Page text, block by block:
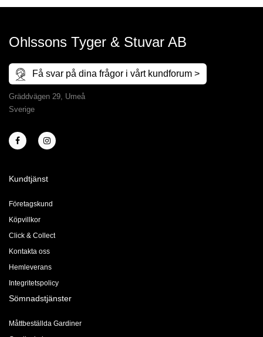
Ohlssons Tyger & Stuvar AB
Få svar på dina frågor i vårt kundforum >
Gräddvägen 29, Umeå
Sverige
Kundtjänst
Företagskund
Köpvillkor
Click & Collect
Kontakta oss
Hemleverans
Integritetspolicy
Sömnadstjänster
Måttbeställda Gardiner